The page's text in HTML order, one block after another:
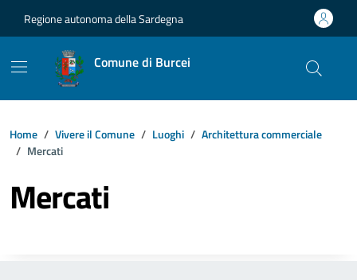
Regione autonoma della Sardegna
Comune di Burcei
Home Vivere il Comune Luoghi
Architettura commerciale
Mercati
Mercati